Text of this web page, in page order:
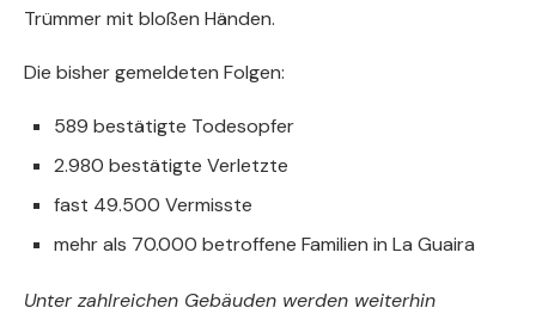
Trümmer mit bloßen Händen.
Die bisher gemeldeten Folgen:
589 bestätigte Todesopfer
2.980 bestätigte Verletzte
fast 49.500 Vermisste
mehr als 70.000 betroffene Familien in La Guaira
Unter zahlreichen Gebäuden werden weiterhin